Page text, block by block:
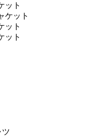
ット
ケット
ット
ット
ツ